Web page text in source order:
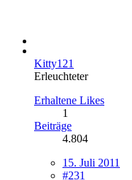
Kitty121
Erleuchteter
Erhaltene Likes
1
Beiträge
4.804
15. Juli 2011
#231